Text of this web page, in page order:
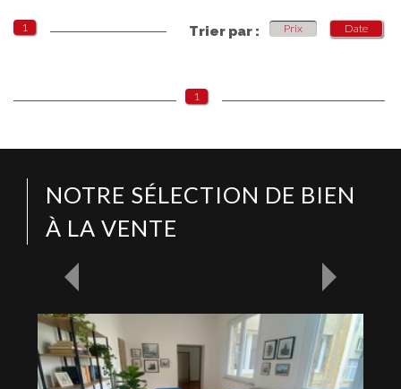
1 Trier par : Prix Date
1
NOTRE SÉLECTION DE BIEN
À LA VENTE